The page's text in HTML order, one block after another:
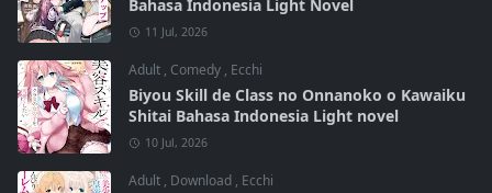
Bahasa Indonesia Light Novel
11 Jul, 2026
Adult , Comedy , Ecchi
Biyou Skill de Class no Onnanoko o Kawaiku
Shitai Bahasa Indonesia Light novel
10 Jul, 2026
Adult , Download , Ecchi